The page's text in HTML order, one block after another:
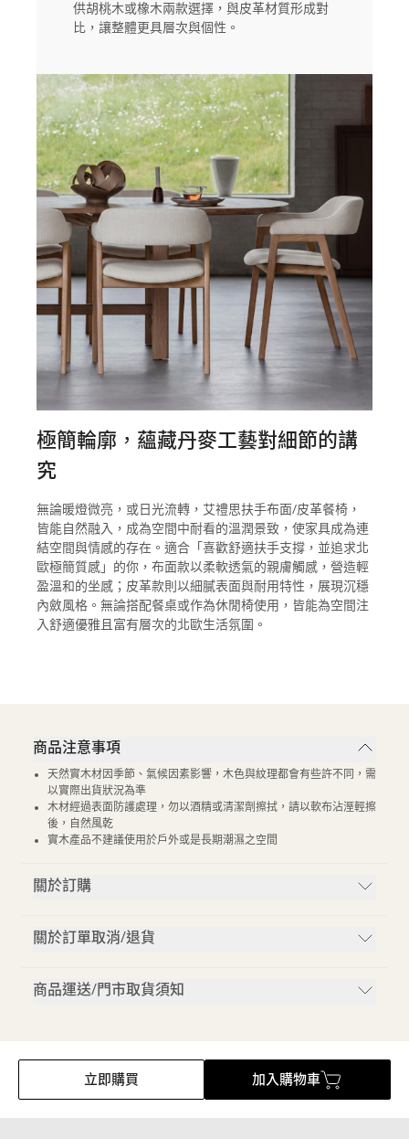
供胡桃木或橡木兩款選擇，與皮革材質形成對
比，讓整體更具層次與個性。
極簡輪廓，蘊藏丹麥工藝對細節的講
究
無論暖燈微亮，或日光流轉，艾禮思扶手布面/皮革餐椅，
皆能自然融入，成為空間中耐看的溫潤景致，使家具成為連
結空間與情感的存在。適合「喜歡舒適扶手支撐，並追求北
歐極簡質感」的你，布面款以柔軟透氣的親膚觸感，營造輕
盈溫和的坐感；皮革款則以細膩表面與耐用特性，展現沉穩
內斂風格。無論搭配餐桌或作為休閒椅使用，皆能為空間注
入舒適優雅且富有層次的北歐生活氛圍。
商品注意事項
天然實木材因季節、氣候因素影響，木色與紋理都會有些許不同，需
以實際出貨狀況為準
木材經過表面防護處理，勿以酒精或清潔劑擦拭，請以軟布沾溼輕擦
後，自然風乾
實木產品不建議使用於戶外或是長期潮濕之空間
關於訂購
關於訂單取消/退貨
商品運送/門市取貨須知
立即購買 加入購物車